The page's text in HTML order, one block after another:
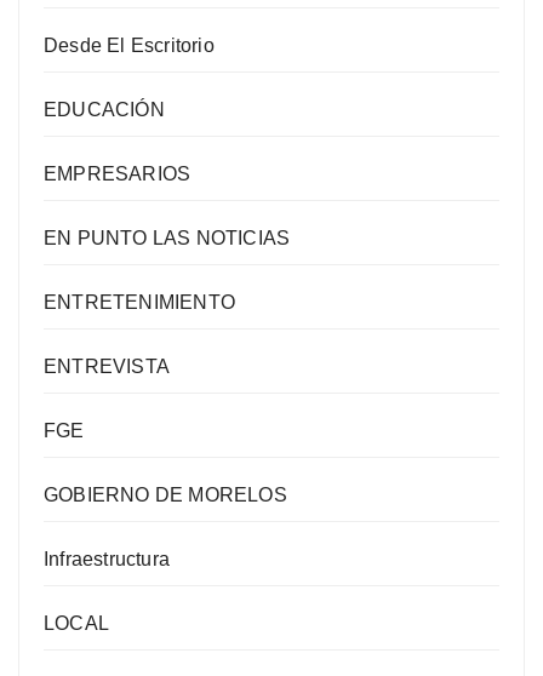
Desde El Escritorio
EDUCACIÓN
EMPRESARIOS
EN PUNTO LAS NOTICIAS
ENTRETENIMIENTO
ENTREVISTA
FGE
GOBIERNO DE MORELOS
Infraestructura
LOCAL